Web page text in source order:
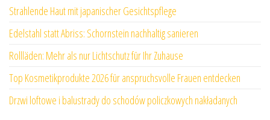
Strahlende Haut mit japanischer Gesichtspflege
Edelstahl statt Abriss: Schornstein nachhaltig sanieren
Rollläden: Mehr als nur Lichtschutz für Ihr Zuhause
Top Kosmetikprodukte 2026 für anspruchsvolle Frauen entdecken
Drzwi loftowe i balustrady do schodów policzkowych nakładanych